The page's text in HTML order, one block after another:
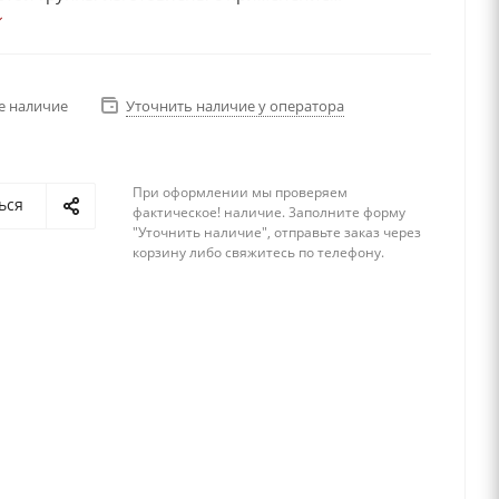
дорогих камней и металлов, создающих эффект
но и развивает интуицию, дает
наличие Уточнить наличие у оператора
При оформлении мы проверяем
фактическое! наличие. 3аполните форму
"Уточнить наличие", отправьте заказ через
корзину либо свяжитесь по телефону.